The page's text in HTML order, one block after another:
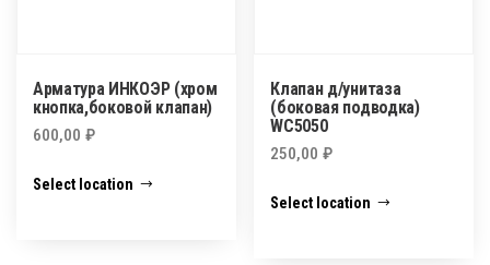
Арматура ИНКОЭР (хром
кнопка,боковой клапан)
600,00 ₽
Select location
Клапан д/унитаза
(боковая подводка)
WC5050
250,00₽
Select location